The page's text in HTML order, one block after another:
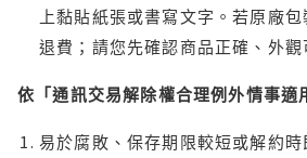
上黏貼紙張或書寫文字。若原廠
退費；請您先確認商品正確、外
依「通訊交易解除權合理例外情事適
易於腐敗、保存期限較短或解約